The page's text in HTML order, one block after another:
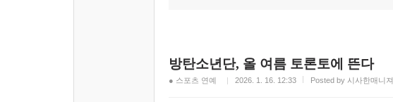
방탄소년단, 올 여름 토론토에 뜬다
● 스포츠 연예 2026. 1. 16. 12:33 Posted by 시사한매니져